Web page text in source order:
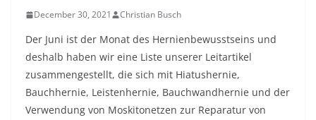
December 30, 2021 Christian Busch
Der Juni ist der Monat des Hernienbewusstseins und
deshalb haben wir eine Liste unserer Leitartikel
zusammengestellt, die sich mit Hiatushernie,
Bauchhernie, Leistenhernie, Bauchwandhernie und der
Verwendung von Moskitonetzen zur Reparatur von